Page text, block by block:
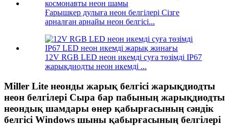
Ғарышкер дулыға неон белгілері Сізге
арналған арнайы неон белгісі...
12V RGB LED неон икемді суға төзімді IP67
жарықдиодты неон икемді ...
Miller Lite неонды жарық белгісі жарықдиодты
неон белгілері Сыра бар пабының жарықдиодты
неондық шамдары өнер қабырғасының сәндік
белгісі Windows шыны қабырғасының белгілері